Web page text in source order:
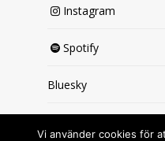
Instagram
Spotify
Bluesky
Vi använder cookies för